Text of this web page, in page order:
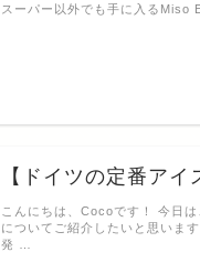
スーパー以外でも手に入るMiso
【ドイツの定番ア
こんにちは、Cocoです！ 今日
についてご紹介したいと思いま
発 …